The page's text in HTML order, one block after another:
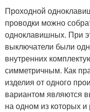
Проходной
проводки можно
одноклавишных. При
выключатели были
внутренних
симметричным. Как
изделия от одного
вариантом являются
на одном из которых